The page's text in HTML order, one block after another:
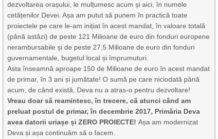
dezvoltarea orașului, le mulțumesc acum și aici, în numele
cetățenilor Devei. Așa am putut să punem în practică toate
proiectele pe care le-am inițiat în acest mandat, în valoare totală
(până astăzi) de peste 121 Milioane de euro din fonduri europene
nerambursabile și de peste 27,5 Milioane de euro din fonduri
guvernamentale, bugetul local și împrumuturi.
Asta înseamnă aproape 150 de Milioane de euro în acest mandat
de primar, în 3 ani și jumătate! O sumă pe care niciodată până
acum, de când există, Deva nu a atras-o pentru dezvoltare!
Vreau doar să reamintesc, în trecere, că atunci când am
preluat postul de primar, în decembrie 2017, Primăria Deva
avea datorii uriașe și ZERO PROIECTE!Așa am modernizat
Deva și așa continuăm să o facem.